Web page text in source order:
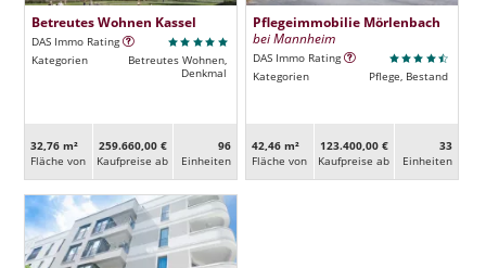
Betreutes Wohnen Kassel
DAS Immo Rating
Kategorien
Betreutes Wohnen,
Denkmal
32,76 m²
Fläche von
259.660,00 €
Kaufpreise ab
96
Ein­heiten
Pflegeimmobilie Mörlenbach
bei Mannheim
DAS Immo Rating
Kategorien
Pflege, Bestand
42,46 m²
Fläche von
123.400,00 €
Kaufpreise ab
33
Ein­heiten